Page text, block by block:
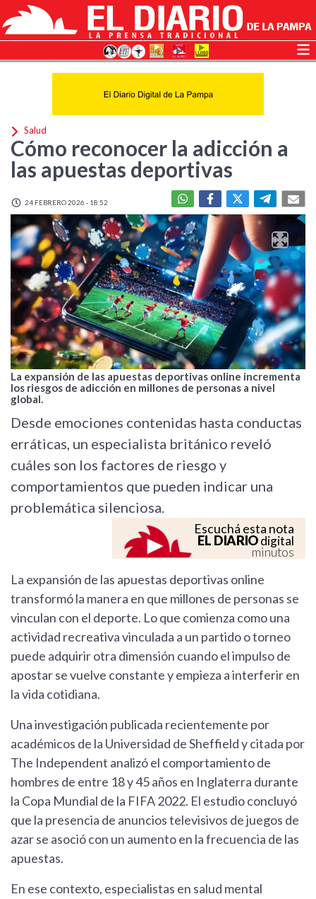
Salud
Cómo reconocer la adicción a
las apuestas deportivas
24 FEBRERO 2026 - 18:52
La expansión de las apuestas deportivas online incrementa
los riesgos de adicción en millones de personas a nivel
global.
Desde emociones contenidas hasta conductas
erráticas, un especialista británico reveló
cuáles son los factores de riesgo y
comportamientos que pueden indicar una
problemática silenciosa.
Escuchá esta nota
EL DIARIOdigital
minutos
La expansión de las apuestas deportivas online
transformó la manera en que millones de personas se
vinculan con el deporte. Lo que comienza como una
actividad recreativa vinculada a un partido o torneo
puede adquirir otra dimensión cuando el impulso de
apostar se vuelve constante y empieza a interferir en
la vida cotidiana.
Una investigación publicada recientemente por
académicos de la Universidad de Sheffield y citada por
The Independent analizó el comportamiento de
hombres de entre 18 y 45 años en Inglaterra durante
la Copa Mundial de la FIFA 2022. El estudio concluyó
que la presencia de anuncios televisivos de juegos de
azar se asoció con un aumento en la frecuencia de las
apuestas.
En ese contexto, especialistas en salud mental